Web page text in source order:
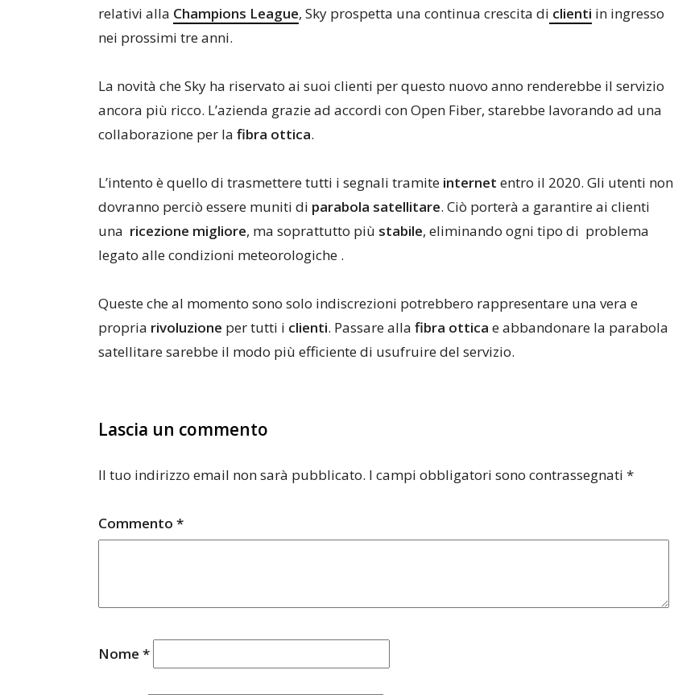
relativi alla Champions League, Sky prospetta una continua crescita di clienti in ingresso
nei prossimi tre anni.
La novità che Sky ha riservato ai suoi clienti per questo nuovo anno renderebbe il servizio
ancora più ricco. L’azienda grazie ad accordi con Open Fiber, starebbe lavorando ad una
collaborazione per la fibra ottica.
L’intento è quello di trasmettere tutti i segnali tramite internet entro il 2020. Gli utenti non
dovranno perciò essere muniti di parabola satellitare. Ciò porterà a garantire ai clienti
una ricezione migliore, ma soprattutto più stabile, eliminando ogni tipo di problema
legato alle condizioni meteorologiche .
Queste che al momento sono solo indiscrezioni potrebbero rappresentare una vera e
propria rivoluzione per tutti i clienti. Passare alla fibra ottica e abbandonare la parabola
satellitare sarebbe il modo più efficiente di usufruire del servizio.
Lascia un commento
Il tuo indirizzo email non sarà pubblicato. I campi obbligatori sono contrassegnati *
Commento *
Nome *